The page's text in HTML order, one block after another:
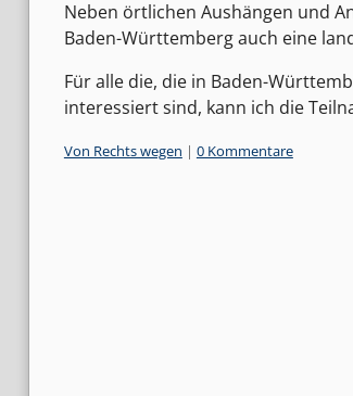
Neben örtlichen Aushängen und
Baden-Württemberg auch eine
Für alle die, die in Baden-
interessiert sind, kann ich die
Kategorien:
Von Rechts wegen | 0 Kommentare